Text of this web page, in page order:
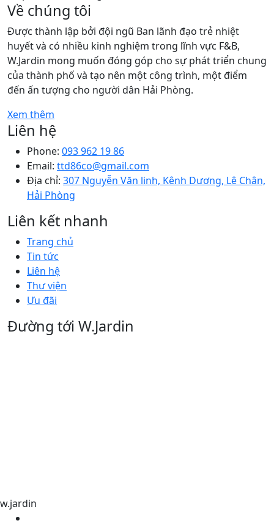
Về chúng tôi
Được thành lập bởi đội ngũ Ban lãnh đạo trẻ nhiệt
huyết và có nhiều kinh nghiệm trong lĩnh vực F&B,
W.Jardin mong muốn đóng góp cho sự phát triển chung
của thành phố và tạo nên một công trình, một điểm
đến ấn tượng cho người dân Hải Phòng.
Xem thêm
Liên hệ
Phone: 093 962 19 86
Email: ttd86co@gmail.com
Địa chỉ: 307 Nguyễn Văn linh, Kênh Dương, Lê Chân,
Hải Phòng
Liên kết nhanh
Trang chủ
Tin tức
Liên hệ
Thư viện
Ưu đãi
Đường tới W.Jardin
w.jardin